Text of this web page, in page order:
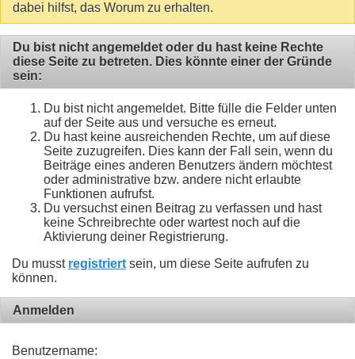
dabei hilfst, das Worum zu erhalten.
Du bist nicht angemeldet oder du hast keine Rechte
diese Seite zu betreten. Dies könnte einer der Gründe
sein:
Du bist nicht angemeldet. Bitte fülle die Felder unten
auf der Seite aus und versuche es erneut.
Du hast keine ausreichenden Rechte, um auf diese
Seite zuzugreifen. Dies kann der Fall sein, wenn du
Beiträge eines anderen Benutzers ändern möchtest
oder administrative bzw. andere nicht erlaubte
Funktionen aufrufst.
Du versuchst einen Beitrag zu verfassen und hast
keine Schreibrechte oder wartest noch auf die
Aktivierung deiner Registrierung.
Du musst registriert sein, um diese Seite aufrufen zu
können.
Anmelden
Benutzername: